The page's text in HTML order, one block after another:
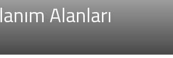
Alanları